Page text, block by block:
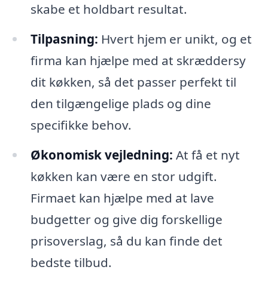
skabe et holdbart resultat.
Tilpasning: Hvert hjem er unikt, og et
firma kan hjælpe med at skræddersy
dit køkken, så det passer perfekt til
den tilgængelige plads og dine
specifikke behov.
Økonomisk vejledning: At få et nyt
køkken kan være en stor udgift.
Firmaet kan hjælpe med at lave
budgetter og give dig forskellige
prisoverslag, så du kan finde det
bedste tilbud.